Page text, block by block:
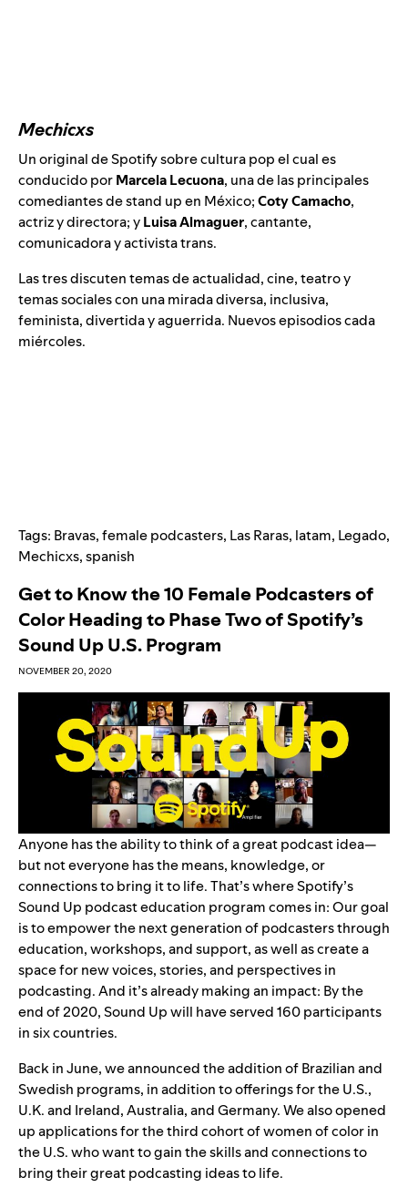
Mechicxs
Un original de Spotify sobre cultura pop el cual es
conducido porMarcela Lecuona, una de las principales
comediantes de stand up en México;Coty Camacho,
actriz y directora; yLuisa Almaguer, cantante,
comunicadora y activista trans.
Las tres discuten temas de actualidad, cine, teatro y
temas sociales con una mirada diversa, inclusiva,
feminista, divertida y aguerrida. Nuevos episodios cada
miércoles.
Tags: Bravas,female podcasters, Las Raras, latam, Legado,
Mechicxs,spanish
Get to Know the 10 Female Podcasters of
Color Heading to Phase Two of Spotify’s
Sound Up U.S. Program
NOVEMBER 20, 2020
Anyone has the ability to think of a great podcast idea—
but not everyone has the means, knowledge, or
connections to bring it to life. That’s where Spotify’s
Sound Up podcast education program comes in: Our goal
is to empower the next generation of podcasters through
education, workshops, and support, as well as create a
space for new voices, stories, and perspectives in
podcasting. And it’s already making an impact: By the
end of 2020, Sound Up will have served 160 participants
in six countries.
Back in June, weannouncedthe addition of Brazilian and
Swedish programs, in addition to offerings for the U.S.,
U.K. and Ireland, Australia, and Germany. We also opened
up applications for the third cohort of women of color in
the U.S. who want to gain the skills and connections to
bring their great podcasting ideas to life.